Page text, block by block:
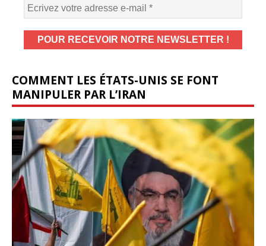
COMMENT LES ÉTATS-UNIS SE FONT
MANIPULER PAR L’IRAN